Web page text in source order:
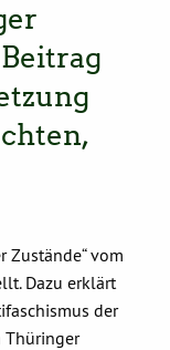
Zustände“ vom
Dazu erklärt
der
Thüringer